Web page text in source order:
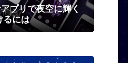
プリで夜空に輝く
るには